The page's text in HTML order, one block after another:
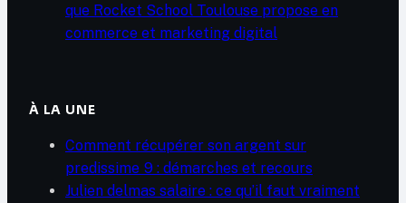
que Rocket School Toulouse propose en
commerce et marketing digital
À LA UNE
Comment récupérer son argent sur
predissime 9 : démarches et recours
Julien delmas salaire : ce qu’il faut vraiment